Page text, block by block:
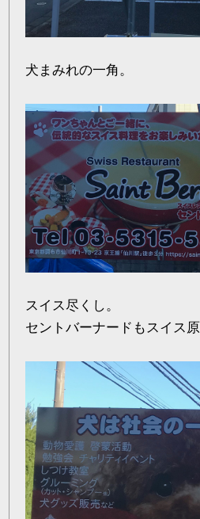
犬まみれの一角。
スイス尽くし。
セントバーナードもスイス